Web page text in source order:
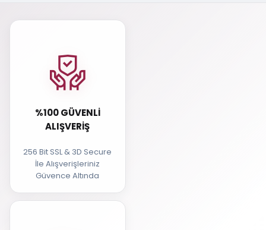
%100 GÜVENLI
ALIŞVERIŞ
256 Bit SSL & 3D Secure
İle Alışverişleriniz
Güvence Altında